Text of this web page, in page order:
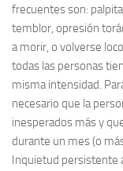
frecuentes son:
temblor, opresión
a morir, o volverse
todas las personas
misma intensidad.
necesario que la
inesperados más y
durante un mes (o
Inquietud persistente